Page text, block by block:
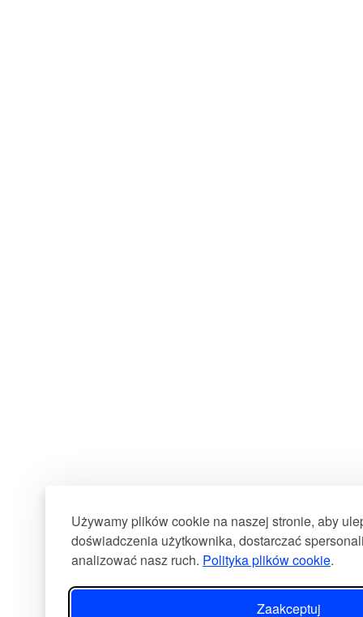
Używamy plików cookie na naszej stronie, aby
doświadczenia użytkownika, dostarczać
analizować nasz ruch. Polityka plików cookie.
Zaakceptuj